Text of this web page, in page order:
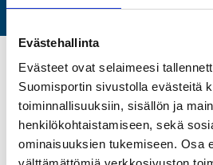
Evästehallinta
Evästeet ovat selaimeesi
Suomisportin sivustolla evästeitä
toiminnallisuuksiin, sisällön ja
henkilökohtaistamiseen, sekä
ominaisuuksien tukemiseen. Osa
TIME
Sa 25.10.2025 at 12:00 - 14:00
LOCATION
Hiihtomajantie 2, 96400 Rovaniemi,